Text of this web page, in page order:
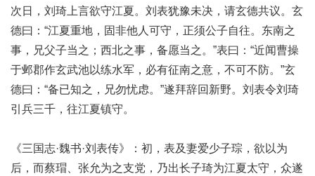
次日，刘琦上言欲守江夏。刘表犹豫未决，请玄德共议。玄
德曰：“江夏重地，固非他人可守，正须公子自往。东南之
事，兄父子当之；西北之事，备愿当之。”表曰：“近闻曹操
于邺郡作玄武池以练水军，必有征南之意，不可不防。”玄
德曰：“备已知之，兄勿忧虑。”遂拜辞回新野。刘表令刘琦
引兵三千，往江夏镇守。
《三国志·魏书·刘表传》：初，表及妻爱少子琮，欲以为
后，而蔡瑁、张允为之支党，乃出长子琦为江夏太守，众遂